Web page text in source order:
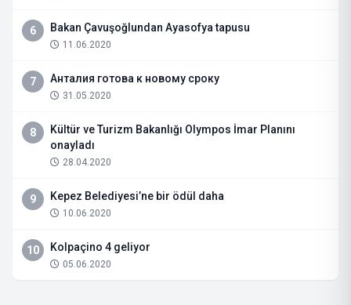
6 Bakan Çavuşoğlundan Ayasofya tapusu
11.06.2020
7 Анталия готова к новому сроку
31.05.2020
8
Kültür ve Turizm Bakanlığı Olympos İmar Planını
onayladı
28.04.2020
9 Kepez Belediyesi’ne bir ödül daha
10.06.2020
10 Kolpaçino 4 geliyor
05.06.2020